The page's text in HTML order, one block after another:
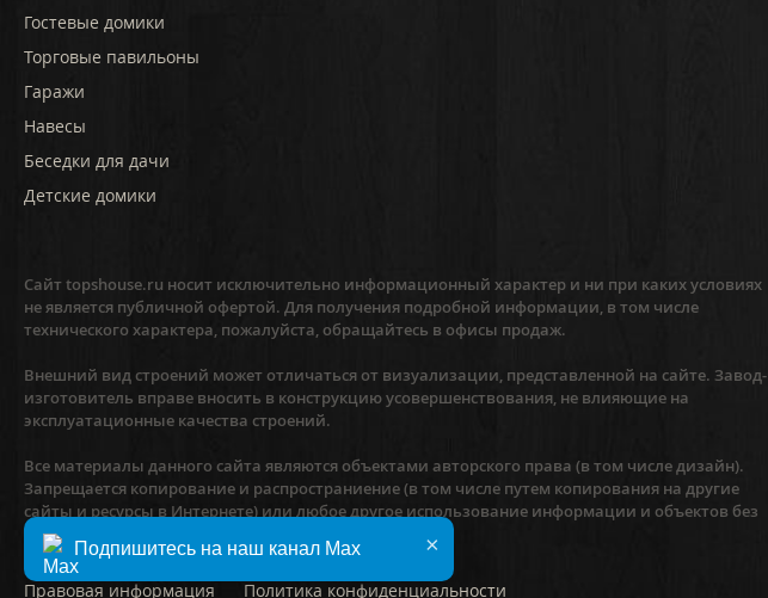
Гостевые домики
Торговые павильоны
Гаражи
Навесы
Беседки для дачи
Детские домики
Сайт topshouse.ru носит исключительно информационный характер и ни при каких условиях
не является публичной офертой. Для получения подробной информации, в том числе
технического характера, пожалуйста, обращайтесь в офисы продаж.
Внешний вид строений может отличаться от визуализации, представленной на сайте. Завод-
изготовитель вправе вносить в конструкцию усовершенствования, не влияющие на
эксплуатационные качества строений.
Все материалы данного сайта являются объектами авторского права (в том числе дизайн).
Запрещается копирование и распространиение (в том числе путем копирования на другие
сайты и ресурсы в Интернете) или любое другое использование информации и объектов без
предварительного согласия правообладателя.
Правовая информация Политика конфиденциальности
×
Подпишитесь на наш канал Max